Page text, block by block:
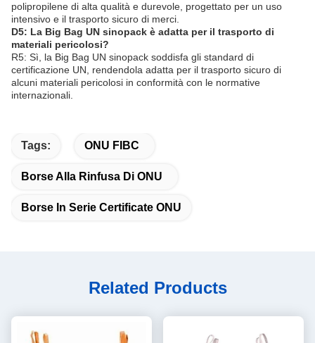
polipropilene di alta qualità e durevole, progettato per un uso
intensivo e il trasporto sicuro di merci.
D5: La Big Bag UN sinopack è adatta per il trasporto di
materiali pericolosi?
R5: Sì, la Big Bag UN sinopack soddisfa gli standard di
certificazione UN, rendendola adatta per il trasporto sicuro di
alcuni materiali pericolosi in conformità con le normative
internazionali.
Tags: ONU FIBC
Borse Alla Rinfusa Di ONU
Borse In Serie Certificate ONU
Related Products